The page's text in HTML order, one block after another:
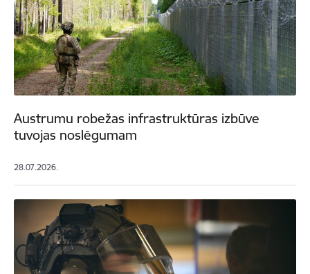
Austrumu robežas infrastruktūras izbūve
tuvojas noslēgumam
28.07.2026.